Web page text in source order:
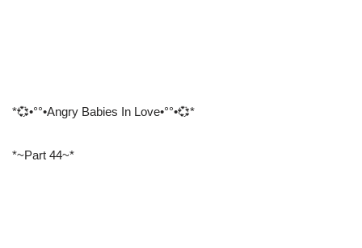
*💞•°°•Angry Babies In Love•°°•💞*
*~Part 44~*